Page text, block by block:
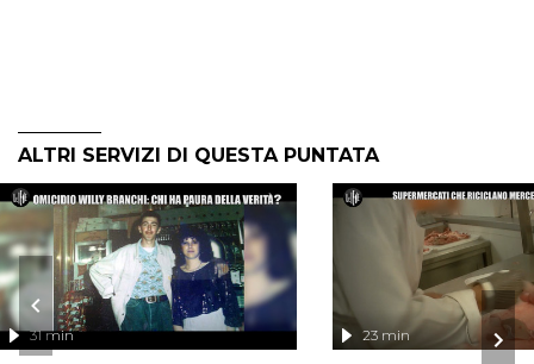
ALTRI SERVIZI DI QUESTA PUNTATA
31 min 23 min